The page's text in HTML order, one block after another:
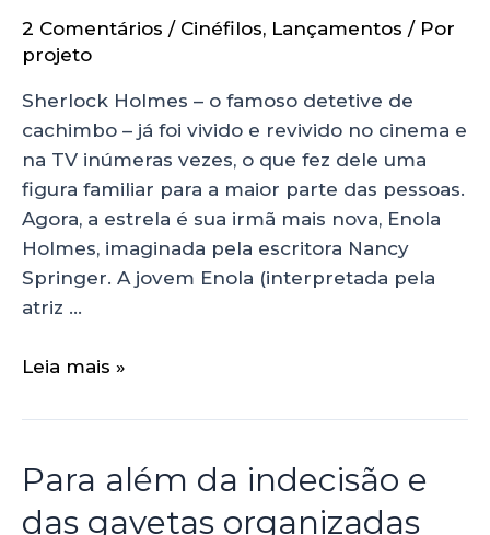
2 Comentários / Cinéfilos, Lançamentos / Por
projeto
Sherlock Holmes – o famoso detetive de
cachimbo – já foi vivido e revivido no cinema e
na TV inúmeras vezes, o que fez dele uma
figura familiar para a maior parte das pessoas.
Agora, a estrela é sua irmã mais nova, Enola
Holmes, imaginada pela escritora Nancy
Springer. A jovem Enola (interpretada pela
atriz …
Leia mais »
Para além da indecisão e
das gavetas organizadas